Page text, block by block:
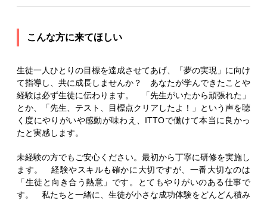
こんな方に来てほしい
生徒一人ひとりの目標を達成させてあげ、「夢の実現」に向け
て指導し、共に成長しませんか？ あなたが学んできたことや
経験は必ず生徒に伝わります。 「先生がいたから頑張れた」
とか、「先生、テスト、目標点クリアしたよ！」という声を聴
く度にやりがいや感動が味わえ、ITTOで働けて本当に良かっ
たと実感します。
未経験の方でもご安心ください。最初から丁寧に研修を実施し
ます。 経験やスキルも確かに大切ですが、一番大切なのは
「生徒と向き合う熱意」です。とてもやりがいのある仕事で
す。 私たちと一緒に、生徒が小さな成功体験をどんどん積み